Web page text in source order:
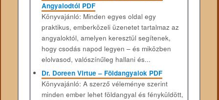
Angyalodtól PDF
Könyvajánló: Minden egyes oldal egy
praktikus, emberközeli üzenetet tartalmaz az
angyaloktól, amelyen keresztül segítenek,
hogy csodás napod legyen – és miközben
elolvasod, valószínűleg hallani és...
Dr. Doreen Virtue – Földangyalok PDF
Könyvajánló: A szerző véleménye szerint
minden ember lehet földangyal és fényküldött,